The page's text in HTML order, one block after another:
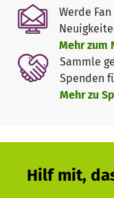
Werde
Mehr zum
Sammle
Spenden
Mehr zu
Hilf mit,